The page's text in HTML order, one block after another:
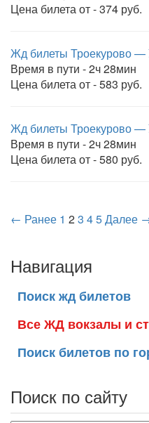
Цена билета от - 374 руб.
Жд билеты Троекурово —
Время в пути - 2ч 28мин
Цена билета от - 583 руб.
Жд билеты Троекурово —
Время в пути - 2ч 28мин
Цена билета от - 580 руб.
← Ранее 1 23 45Далее
Навигация
Поиск жд билетов
Все ЖД вокзалы и
Поиск билетов по
Поиск по сайту